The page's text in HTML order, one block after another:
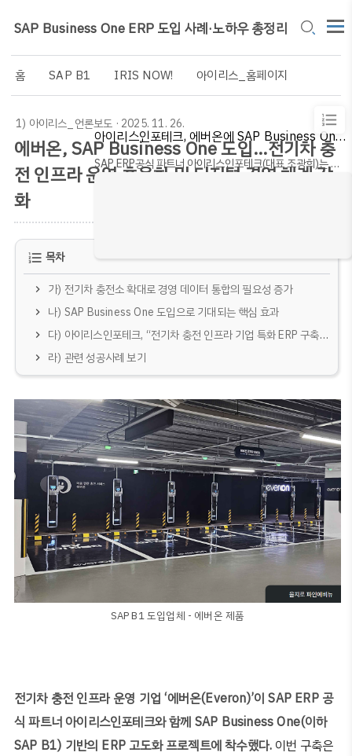
SAP Business One ERP 도입 사례·노하우 총정리
홈 SAP B1 IRIS NOW! 아이리스_홈페이지
1) 아이리스_언론보도 · 2025. 11. 26.
에버온, SAP Business One 도입…전기차 충
전 인프라 운영 효율화 및 디지털 경영 체계 강
화
목차
가) 전기차 충전소 확대로 경영 데이터 통합의 필요성 증가
나) SAP Business One 도입으로 기대되는 핵심 효과
다) 아이리스인포테크, “전기차 충전 인프라 기업 특화 ERP 구축 자신”
라) 관련 성공사례 보기
SAP B1 도입업체 - 에버온 제품
전기차 충전 인프라 운영 기업 ‘에버온(Everon)’이 SAP ERP 공
식 파트너 아이리스인포테크와 함께 SAP Business One(이하
SAP B1) 기반의 ERP 고도화 프로젝트에 착수했다. 이번 구축은
아이리스인포테크, 에버온에 SAP Business One 공급 프로젝트 착수
SAP ERP공식 파트너 아이리스인포테크(대표 조광희)는 전
기차 충전 인프라 전문기업 에버온(대표 유동수)에 글로벌